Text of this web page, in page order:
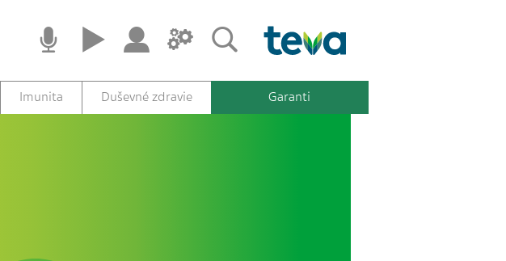
Imunita Duševné zdravie Garanti